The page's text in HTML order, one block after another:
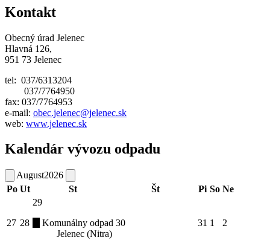
Kontakt
Obecný úrad Jelenec
Hlavná 126,
951 73 Jelenec
tel: 037/6313204
037/7764950
fax: 037/7764953
e-mail: obec.jelenec@jelenec.sk
web: www.jelenec.sk
Kalendár vývozu odpadu
August2026
Po Ut St Št Pi So Ne
27 28
29
Komunálny odpad
Jelenec (Nitra)
30 31 1 2